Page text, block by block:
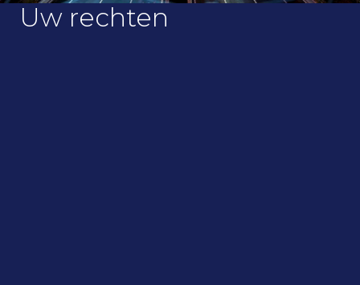
Uw rechten